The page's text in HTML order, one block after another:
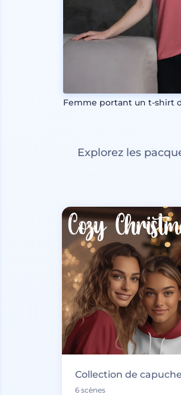
Femme portant un t-shirt
Explorez les
Collection de
6 scènes